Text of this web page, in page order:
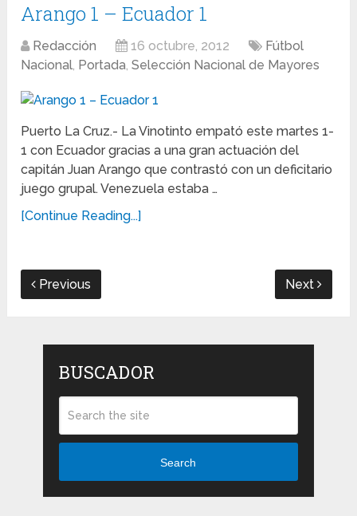
Arango 1 – Ecuador 1
Redacción 16 octubre, 2012
Fútbol
Nacional, Portada,Selección Nacional de Mayores
Puerto La Cruz.- La Vinotinto empató este martes 1-
1 con Ecuador gracias a una gran actuación del
capitán Juan Arango que contrastó con un deficitario
juego grupal. Venezuela estaba …
[Continue Reading...]
Previous Next
BUSCADOR
Search